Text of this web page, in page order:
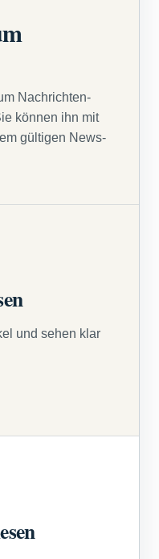
Nachrichten-
können ihn mit
gültigen News-
und sehen klar